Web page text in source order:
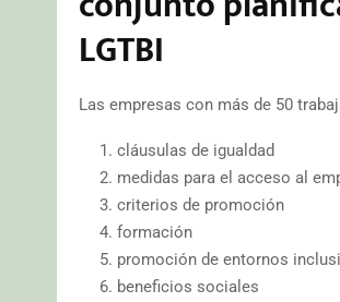
LGTBI
Las empresas con más de 50
cláusulas de igualdad
medidas para el acceso al
criterios de promoción
formación
promoción de entornos
beneficios sociales